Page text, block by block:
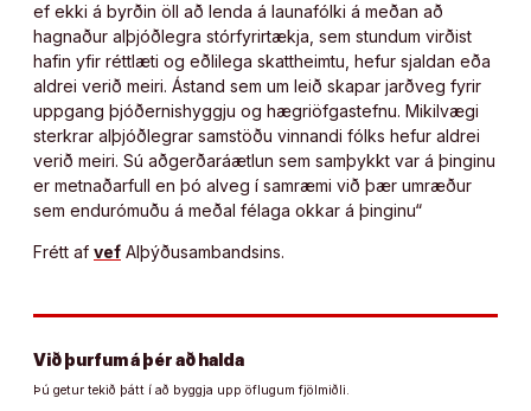
ef ekki á byrðin öll að lenda á launafólki á meðan að
hagnaður alþjóðlegra stórfyrirtækja, sem stundum virðist
hafin yfir réttlæti og eðlilega skattheimtu, hefur sjaldan eða
aldrei verið meiri. Ástand sem um leið skapar jarðveg fyrir
uppgang þjóðernishyggju og hægriöfgastefnu. Mikilvægi
sterkrar alþjóðlegrar samstöðu vinnandi fólks hefur aldrei
verið meiri. Sú aðgerðaráætlun sem samþykkt var á þinginu
er metnaðarfull en þó alveg í samræmi við þær umræður
sem endurómuðu á meðal félaga okkar á þinginu“
Frétt af vef Alþýðusambandsins.
Við þurfum á þér að halda
Þú getur tekið þátt í að byggja upp öflugum fjölmiðli.